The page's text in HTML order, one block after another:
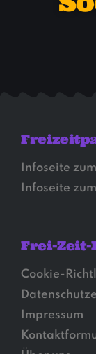
Infoseite
Infoseite
Frei-Zeit-
Cookie-
Impressum